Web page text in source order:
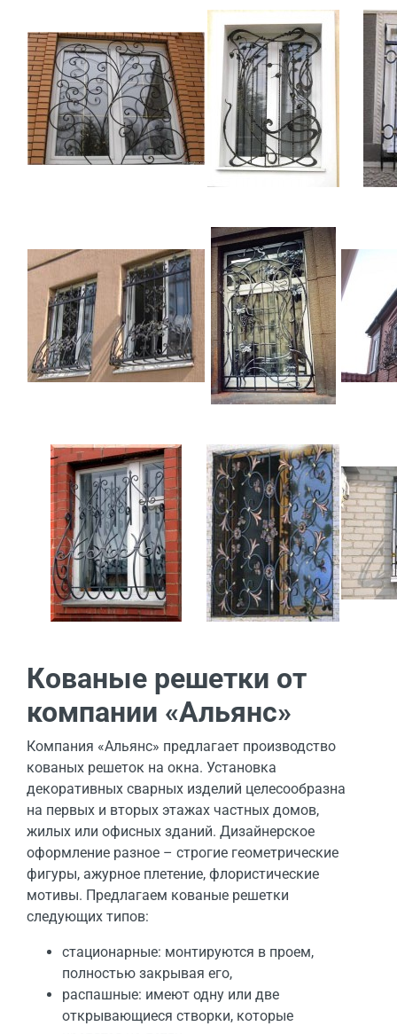
Кованые решетки от
компании «Альянс»
Компания «Альянс» предлагает производство
кованых решеток на окна. Установка
декоративных сварных изделий целесообразна
на первых и вторых этажах частных домов,
жилых или офисных зданий. Дизайнерское
оформление разное – строгие геометрические
фигуры, ажурное плетение, флористические
мотивы. Предлагаем кованые решетки
следующих типов:
стационарные: монтируются в проем,
полностью закрывая его,
распашные: имеют одну или две
открывающиеся створки, которые